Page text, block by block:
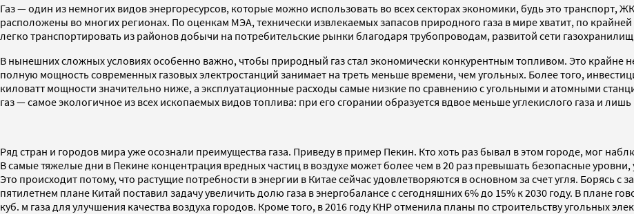
Газ — один из немногих видов энергоресурсов, которые можно использовать во всех секторах экономики, будь это
расположены во многих регионах. По оценкам МЭА, технически извлекаемых запасов природного газа в мире хватит, по
легко транспортировать из районов добычи на потребительские рынки благодаря трубопроводам, развитой сети
В нынешних сложных условиях особенно важно, чтобы природный газ стал экономически конкурентным топливом. Это крайне
полную мощность современных газовых электростанций занимает на треть меньше времени, чем угольных. Более того,
киловатт мощности значительно ниже, а эксплуатационные расходы самые низкие по сравнению с угольными и атомными
газ — самое экологичное из всех ископаемых видов топлива: при его сгорании образуется вдвое меньше углекислого газа и
Ряд стран и городов мира уже осознали преимущества газа. Приведу в пример Пекин. Кто хоть раз бывал в этом городе, мог
В самые тяжелые дни в Пекине концентрация вредных частиц в воздухе может более чем в 20 раз превышать безопасные
Это происходит потому, что растущие потребности в энергии в Китае сейчас удовлетворяются в основном за счет угля. Борясь с
пятилетнем плане Китай поставил задачу увеличить долю газа в энергобалансе с сегодняшних 6% до 15% к 2030 году. В плане
куб. м газа для улучшения качества воздуха городов. Кроме того, в 2016 году КНР отменила планы по строительству угольных